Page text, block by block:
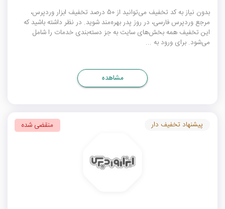
بدون نیاز به کد تخفیف می‌توانید از 50 درصد تخفیف ابزار وردپرس،
مرجع وردپرس فارسی، در روز پدر بهره‌مند شوید. در نظر داشته باشید که
این تخفیف همه بخش‌های سایت به جز دسته‌بندی خدمات را شامل
می‌شود. برای ورود به ...
مشاهده
پیشنهاد تخفیف دار منقضی شده